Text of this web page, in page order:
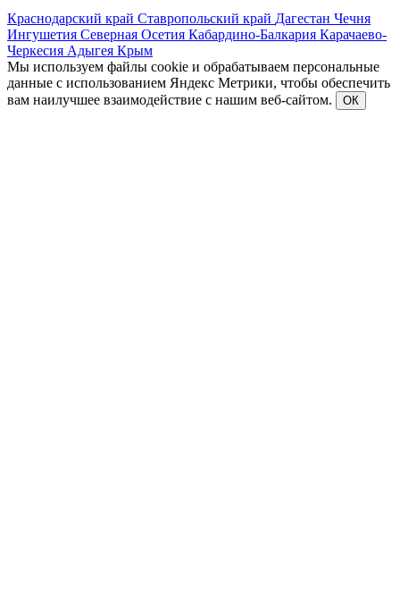
Краснодарский край Ставропольский край Дагестан Чечня
Ингушетия Северная Осетия Кабардино-Балкария Карачаево-
Черкесия Адыгея Крым
Мы используем файлы cookie и обрабатываем персональные
данные с использованием Яндекс Метрики, чтобы обеспечить
вам наилучшее взаимодействие с нашим веб-сайтом.
ОК